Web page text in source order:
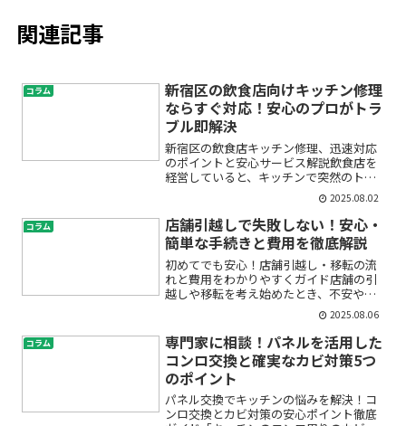
関連記事
コラム
新宿区の飲食店向けキッチン修理
ならすぐ対応！安心のプロがトラ
ブル即解決
新宿区の飲食店キッチン修理、迅速対応
のポイントと安心サービス解説飲食店を
経営していると、キッチンで突然のトラ
ブルが起きてしまうことは珍しくありま
せん。例えば「水漏れが止まらない」
「排水口が詰まって営業できない」「コ
ンロが動かなくなった」など...
2025.08.02
コラム
店舗引越しで失敗しない！安心・
簡単な手続きと費用を徹底解説
初めてでも安心！店舗引越し・移転の流
れと費用をわかりやすくガイド店舗の引
越しや移転を考え始めたとき、不安や疑
問がたくさん浮かんでくるのは当然のこ
とです。「どの業者に頼めばいいの？」
「費用はどれくらいかかる？」「手続き
やスケジュールは？」など...
2025.08.06
コラム
専門家に相談！パネルを活用した
コンロ交換と確実なカビ対策5つ
のポイント
パネル交換でキッチンの悩みを解決！コ
ンロ交換とカビ対策の安心ポイント徹底